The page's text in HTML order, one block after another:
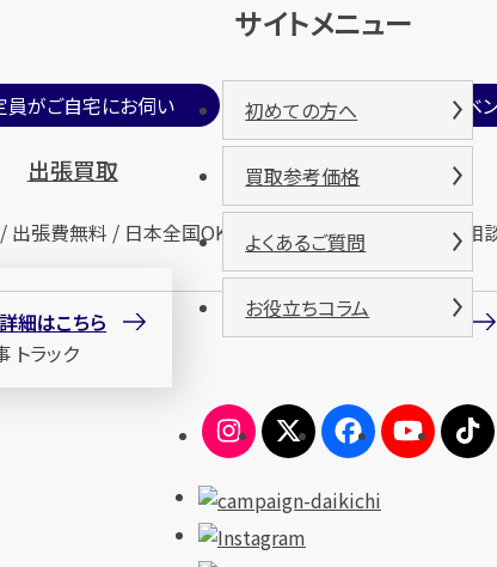
員がご自宅にお伺い
出張買取
出張費無料 / 日本全国OK
詳細はこちら
期間限定買取イベ
催事買取
査定無料 / 来場無料 / 相
詳細はこちら
サイトメニュー
初めての方へ
買取参考価格
よくあるご質問
お役立ちコラム